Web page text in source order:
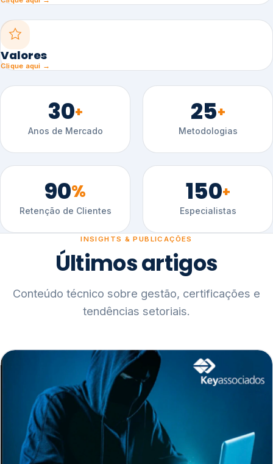
Valores
Clique aqui →
30+
Anos de Mercado
25+
Metodologias
90%
Retenção de Clientes
150+
Especialistas
INSIGHTS & PUBLICAÇÕES
Últimos artigos
Conteúdo técnico sobre gestão, certificações e
tendências setoriais.